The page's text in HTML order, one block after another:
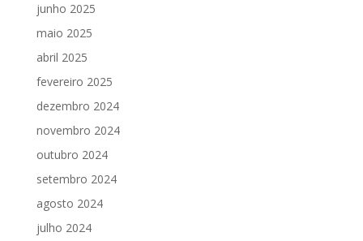
junho 2025
maio 2025
abril 2025
fevereiro 2025
dezembro 2024
novembro 2024
outubro 2024
setembro 2024
agosto 2024
julho 2024